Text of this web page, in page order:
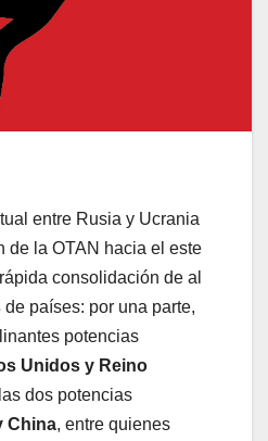
entre Rusia y Ucrania
de la OTAN hacia el este
consolidación de al
de países: por una parte,
potencias
Unidos y Reino
dos potencias
China, entre quienes